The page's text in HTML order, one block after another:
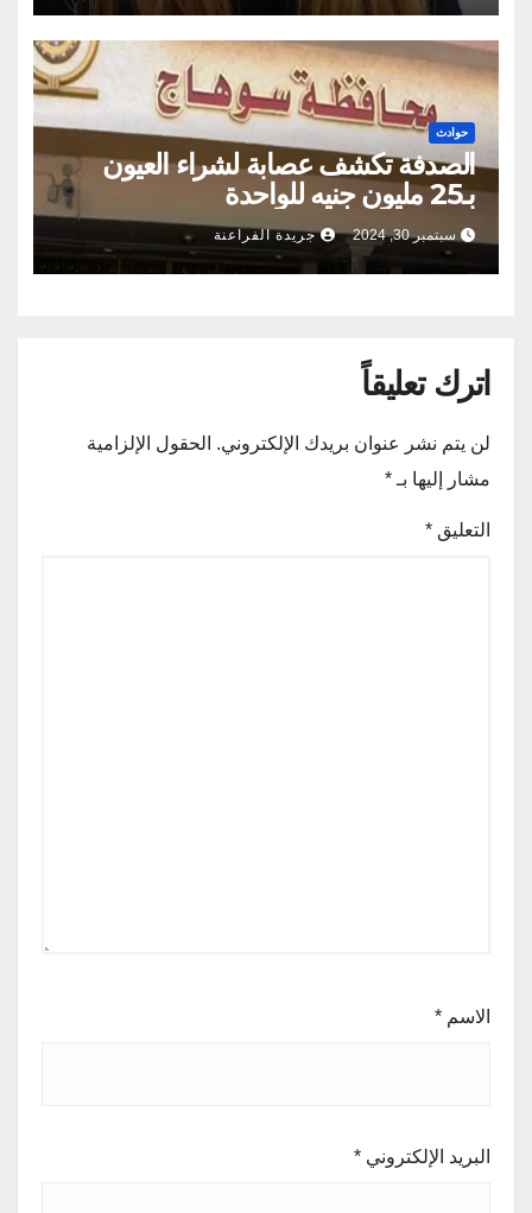
حوادث
الصدفة تكشف عصابة لشراء العيون
بـ25 مليون جنيه للواحدة
سبتمبر 30, 2024 جريدة الفراعنة
اترك تعليقاً
لن يتم نشر عنوان بريدك الإلكتروني. الحقول الإلزامية
مشار إليها بـ *
التعليق *
الاسم *
البريد الإلكتروني *